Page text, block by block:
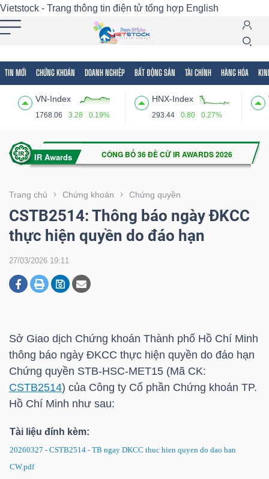
Vietstock - Trang thông tin điện tử tổng hợp English
TIN MỚI CHỨNG KHOÁN DOANH NGHIỆP BẤT ĐỘNG SẢN TÀI CHÍNH HÀNG HÓA
VN-Index
1768.06 3.28 0.19%
HNX-Index
293.44 0.80 0.27%
Trang chủ Chứng khoán Chứng quyền
CSTB2514: Thông báo ngày ĐKCC
thực hiện quyền do đáo hạn
27/03/2026 19:11
Sở Giao dịch Chứng khoán Thành phố Hồ Chí Minh
thông báo ngày ĐKCC thực hiện quyền do đáo hạn
Chứng quyền STB-HSC-MET15 (Mã CK:
CSTB2514) của Công ty Cổ phần Chứng khoán TP.
Hồ Chí Minh như sau:
Tài liệu đính kèm:
20260327 - CSTB2514 - TB ngay DKCC thuc hien quyen do dao han
CW.pdf
Tất cả Tính năng Ngành Mã chứng khoán
Tính
(-)
VIETSTOCK
CHỨNG
BẤT
ĐỘNG
TÀI